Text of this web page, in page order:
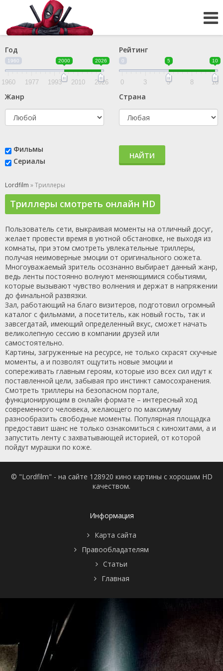
Год
1960 2000 2026
1960 1977 1993 2010 2026
Рейтинг
0 5 10
0 3 5 8 10
Жанр Страна
Фильмы
Сериалы
НАЙТИ
Lordfilm » Триллеры
Триллеры смотреть онлайн HD
Пользователь сети, выкраивая моменты на отличный досуг,
желает провести время в уютной обстановке, не выходя из
комнаты, при этом смотреть увлекательные триллеры,
получая неимоверные эмоции от оригинального сюжета.
Многоуважаемый зритель осознанно выбирает данный жанр,
ведь ленты постоянно волнуют меняющимися событиями,
которые вызывают чувство волнения и держат в напряжении
до финальной развязки.
Зал, работающий на благо визитеров, подготовил огромный
каталог с фильмами, а посетитель, как новый гость, так и
завсегдатай, имеющий определенный вкус, сможет начать
великолепную сессию в компании друзей или
самостоятельно.
Картины, загруженные на ресурсе, не только скрасят скучные
моменты, а и позволят ощутить новые эмоции и
сопереживать главным героям, которые изо всех сил идут к
поставленной цели, забывая про инстинкт самосохранения.
Смотреть триллеры на безопасном портале,
функционирующим в онлайн формате – интересный ход
современного человека, желающего по максимуму
разнообразить свободные моменты. Популярная площадка
предоставит шанс не только ознакомиться с кинохитами, а и
запустить ленту с захватывающей историей, от которой
пойдут мурашки по коже.
© "Lordfilm" - на сайте 128920 кино картины с хорошим HD
качеством.
Информация
Карта сайта
Правообладателям
Статьи
Главная